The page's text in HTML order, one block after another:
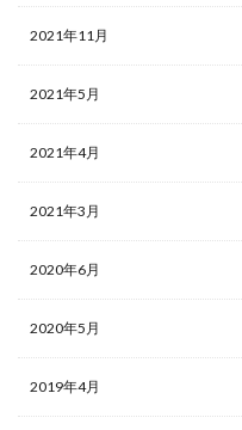
2021年11月
2021年5月
2021年4月
2021年3月
2020年6月
2020年5月
2019年4月